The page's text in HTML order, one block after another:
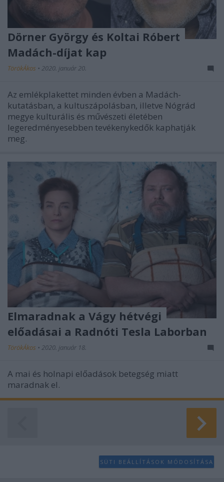
Dörner György és Koltai Róbert
Madách-díjat kap
TörökÁkos • 2020. január 20.
Az emlékplakettet minden évben a Madách-
kutatásban, a kultuszápolásban, illetve Nógrád
megye kulturális és művészeti életében
legeredményesebben tevékenykedők kaphatják
meg.
Elmaradnak a Vágy hétvégi
előadásai a Radnóti Tesla Laborban
TörökÁkos • 2020. január 18.
A mai és holnapi előadások betegség miatt
maradnak el.
SÜTI BEÁLLÍTÁSOK MÓDOSÍTÁSA